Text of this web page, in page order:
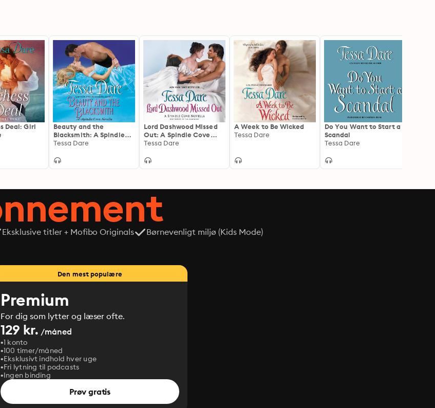
Deal: Girl
Beauty and the
Blacksmith: A Spindle
Cove Novella
Tessa Dare
Lord Dashwood Missed
Out: A Spindle Cove
Novella
Tessa Dare
A Week to Be Wicked
Tessa Dare
Do You Want to Start a
Scandal
Tessa Dare
Eksklusive titler + Mofibo Originals
Børnevenligt miljø (Kids Mode)
Den mest populære
Premium
For dig som lytter og læser ofte.
129 kr. /måned
1 konto
100 timer/måned
Eksklusivt indhold hver uge
Fri lytning til podcasts
Ingen binding
Prøv gratis